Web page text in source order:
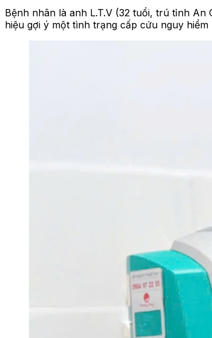
Bệnh nhân là anh L.T.V (32 tuổi, trú tỉnh An
hiệu gợi ý một tình trạng cấp cứu nguy